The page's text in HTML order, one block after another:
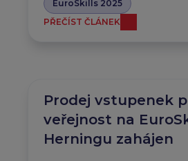
EuroSkills 2025
PŘEČÍST ČLÁNEK
Prodej vstupenek
veřejnost na
Herningu zahájen